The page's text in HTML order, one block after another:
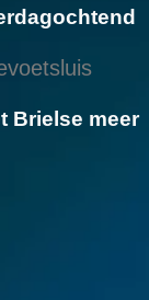
Brielse meer